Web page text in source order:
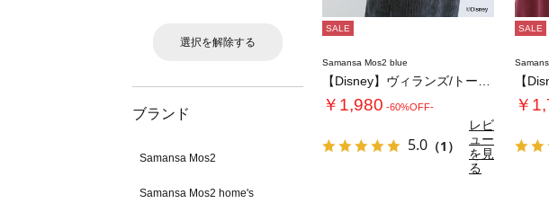
選択を解除する
ブランド
Samansa Mos2
Samansa Mos2 home's
SALE
Samansa Mos2 blue
￥1,980 -60%OFF-
5.0 （1）
レビ
ュー
を見
る
SALE
￥